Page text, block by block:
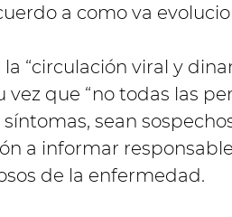
a como va
la “circulación viral y
vez que “no todas las
sean
a informar
de la enfermedad.